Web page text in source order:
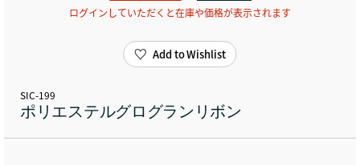
ログインしていただくと在庫や価格が表示されます
SIC-199
ポリエステルグログランリボン
Add to Wishlist